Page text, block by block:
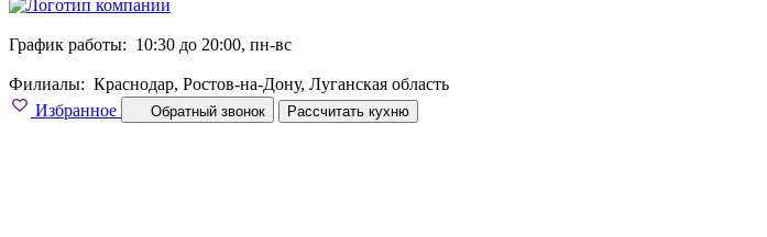
График работы: 10:30 до 20:00, пн-вс
Филиалы: Краснодар, Ростов-на-Дону, Луганская область
Избранное
Обратный звонок Рассчитать кухню